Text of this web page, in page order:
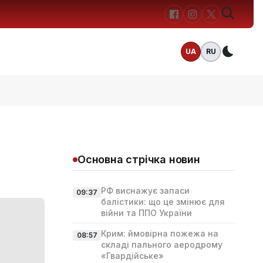
UA RU
Основна стрічка новин
09:37 РФ виснажує запаси
балістики: що це змінює для
війни та ППО України
08:57 Крим: ймовірна пожежа на
складі пального аеродрому
«Гвардійське»